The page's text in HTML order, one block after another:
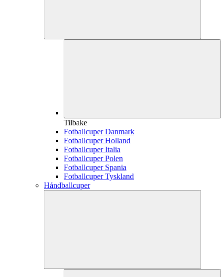
Tilbake
Fotballcuper Danmark
Fotballcuper Holland
Fotballcuper Italia
Fotballcuper Polen
Fotballcuper Spania
Fotballcuper Tyskland
Håndballcuper